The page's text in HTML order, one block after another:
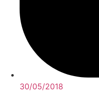
30/05/2018